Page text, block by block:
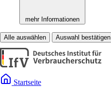
mehr Informationen
Alle auswählen Auswahl bestätigen
Startseite